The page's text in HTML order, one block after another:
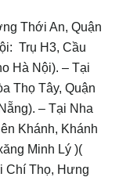
Thới An, Quận
Trụ H3, Cầu
Hà Nội). – Tại
Thọ Tây, Quận
– Tại Nha
Khánh, Khánh
Minh Lý )(
Chí Thọ, Hưng